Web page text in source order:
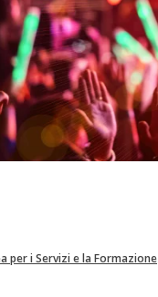
per i Servizi e la Formazione